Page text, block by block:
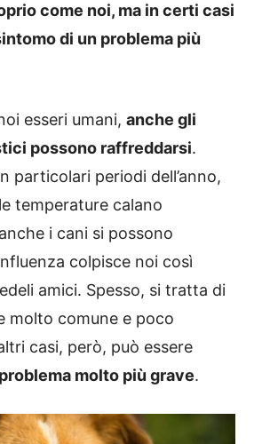
come noi, ma in certi casi
di un problema più
esseri umani, anche gli
possono raffreddarsi.
particolari periodi dell’anno,
temperature calano
i cani si possono
colpisce noi così
amici. Spesso, si tratta di
molto comune e poco
casi, però, può essere
molto più grave.